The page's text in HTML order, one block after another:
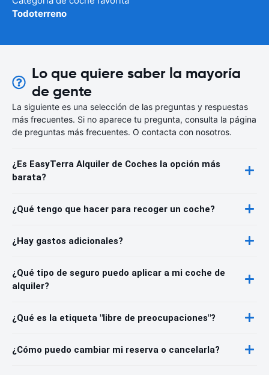
Todoterreno
Lo que quiere saber la mayoría
de gente
La siguiente es una selección de las preguntas y respuestas
más frecuentes. Si no aparece tu pregunta, consulta la página
de preguntas más frecuentes. O contacta con nosotros.
¿Es EasyTerra Alquiler de Coches la opción más
barata?
¿Qué tengo que hacer para recoger un coche?
¿Hay gastos adicionales?
¿Qué tipo de seguro puedo aplicar a mi coche de
alquiler?
¿Qué es la etiqueta "libre de preocupaciones"?
¿Cómo puedo cambiar mi reserva o cancelarla?